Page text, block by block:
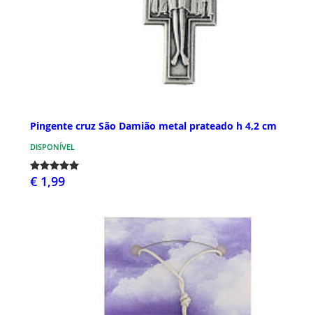
Pingente cruz São Damião metal prateado h 4,2 cm
DISPONÍVEL
€ 1,99